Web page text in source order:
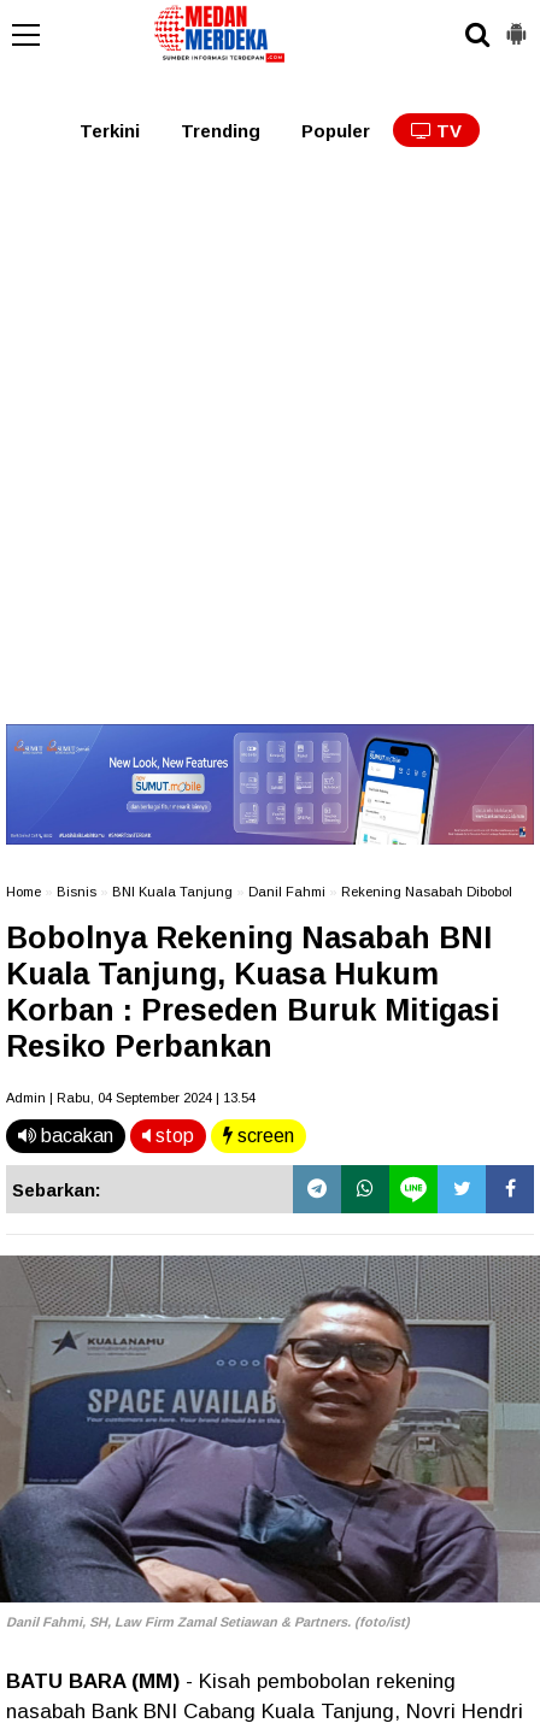
Tabagsel Tapanuli
Terkini Trending Populer TV
Home Bisnis BNI Kuala Tanjung Danil Fahmi Rekening Nasabah Dibobol
Bobolnya Rekening Nasabah BNI
Kuala Tanjung, Kuasa Hukum
Korban : Preseden Buruk Mitigasi
Resiko Perbankan
Admin | Rabu, 04 September 2024 | 13.54
bacakan stop screen
Sebarkan:
Danil Fahmi, SH, Law Firm Zamal Setiawan & Partners. (foto/ist)
BATU BARA (MM) - Kisah pembobolan rekening
nasabah Bank BNI Cabang Kuala Tanjung, Novri Hendri